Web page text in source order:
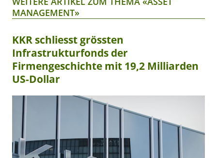
MANAGEMENT»
KKR schliesst grössten
Infrastrukturfonds der
Firmengeschichte mit 19,2 Milliarden
US-Dollar